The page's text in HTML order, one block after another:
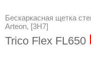
Бескаркасная щетка
Arteon, [3H7]
Trico Flex FL650